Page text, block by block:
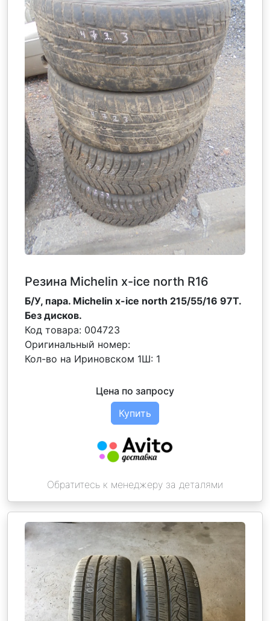
Резина Michelin x-ice north R16
Б/У, пара. Michelin x-ice north 215/55/16 97T.
Без дисков.
Код товара: 004723
Оригинальный номер:
Кол-во на Ириновском 1Ш: 1
Цена по запросу
Купить
Обратитесь к менеджеру за деталями